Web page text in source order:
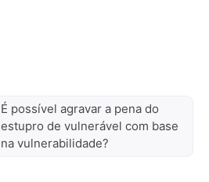
É possível agravar a pena do
estupro de vulnerável com base
na vulnerabilidade?